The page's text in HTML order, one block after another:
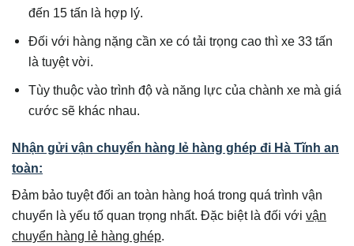
đến 15 tấn là hợp lý.
Đối với hàng nặng cần xe có tải trọng cao thì xe 33 tấn
là tuyệt vời.
Tùy thuộc vào trình độ và năng lực của chành xe mà giá
cước sẽ khác nhau.
Nhận gửi vận chuyển hàng lẻ hàng ghép đi Hà Tĩnh an
toàn:
Đảm bảo tuyệt đối an toàn hàng hoá trong quá trình vận
chuyển là yếu tố quan trọng nhất. Đặc biệt là đối với vận
chuyển hàng lẻ hàng ghép.